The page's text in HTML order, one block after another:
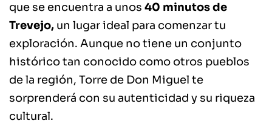
que se encuentra a unos 40 minutos de
Trevejo, un lugar ideal para comenzar tu
exploración. Aunque no tiene un conjunto
histórico tan conocido como otros pueblos
de la región, Torre de Don Miguel te
sorprenderá con su autenticidad y su riqueza
cultural.